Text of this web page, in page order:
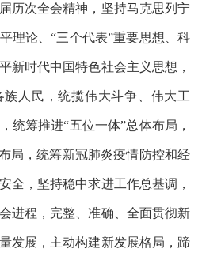
历次全会精神，坚持马克思列宁
理论、“三个代表”重要思想、科
新时代中国特色社会主义思想，
人民，统揽伟大斗争、伟大工
统筹推进“五位一体”总体布局，
局，统筹新冠肺炎疫情防控和经
全，坚持稳中求进工作总基调，
进程，完整、准确、全面贯彻新
发展，主动构建新发展格局，蹄